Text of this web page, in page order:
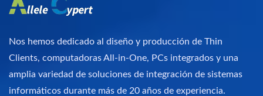
Nos hemos dedicado al diseño y producción de Thin
Clients, computadoras All-in-One, PCs integrados y una
amplia variedad de soluciones de integración de sistemas
informáticos durante más de 20 años de experiencia.